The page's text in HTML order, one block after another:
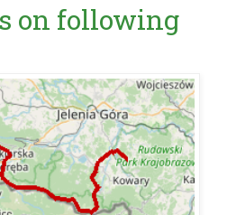
on following